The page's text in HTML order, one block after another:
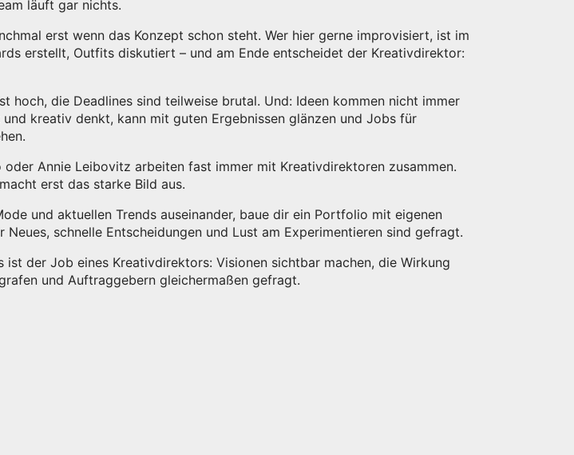
läuft gar nichts.
erst wenn das Konzept schon steht. Wer hier gerne improvisiert, ist im
erstellt, Outfits diskutiert – und am Ende entscheidet der Kreativdirektor:
hoch, die Deadlines sind teilweise brutal. Und: Ideen kommen nicht immer
kreativ denkt, kann mit guten Ergebnissen glänzen und Jobs für
Annie Leibovitz arbeiten fast immer mit Kreativdirektoren zusammen.
erst das starke Bild aus.
und aktuellen Trends auseinander, baue dir ein Portfolio mit eigenen
schnelle Entscheidungen und Lust am Experimentieren sind gefragt.
der Job eines Kreativdirektors: Visionen sichtbar machen, die Wirkung
und Auftraggebern gleichermaßen gefragt.